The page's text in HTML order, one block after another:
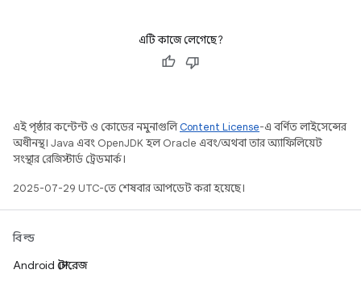
এটি কাজে লেগেছে?
এই পৃষ্ঠার কন্টেন্ট ও কোডের নমুনাগুলিContent License-এ বর্ণিত লাইসেন্সের
অধীনস্থ। Java এবং OpenJDK হল Oracle এবং/অথবা তার অ্যাফিলিয়েট
সংস্থার রেজিস্টার্ড ট্রেডমার্ক।
2025-07-29 UTC-তে শেষবার আপডেট করা হয়েছে।
বিল্ড
Android স্টোরেজ